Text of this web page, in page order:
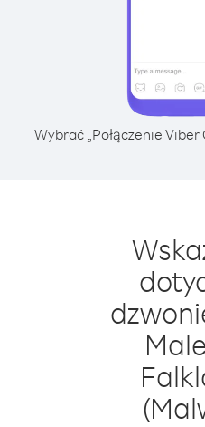
Wybrać „Połączenie